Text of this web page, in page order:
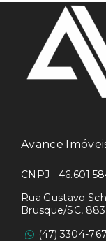
Avance
CNPJ -
Rua Gustavo
Brusque/SC,
(47) 3304-